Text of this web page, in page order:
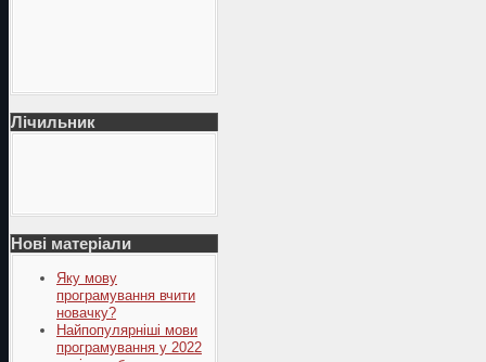
Лічильник
Нові матеріали
Яку мову
програмування вчити
новачку?
Найпопулярніші мови
програмування у 2022